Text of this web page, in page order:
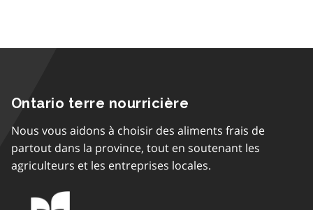
Ontario terre nourricière
Nous vous aidons à choisir des aliments frais de
partout dans la province, tout en soutenant les
agriculteurs et les entreprises locales.